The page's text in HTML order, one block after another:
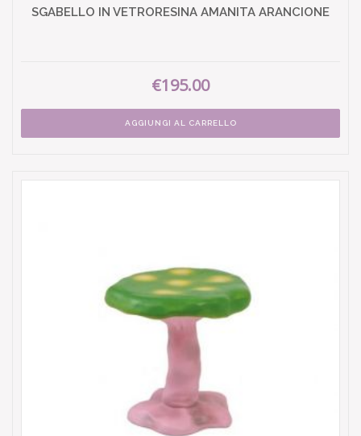
SGABELLO IN VETRORESINA AMANITA ARANCIONE
€195.00
AGGIUNGI AL CARRELLO